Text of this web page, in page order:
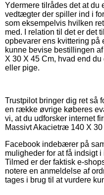
Ydermere tilrådes det at du
vedtægter der spiller ind i
som eksempelvis hvilken
med. I relation til det er det
opbevarer ens kvittering på
kunne bevise bestillingen
X 30 X 45 Cm, hvad end
eller pige.
Trustpilot bringer dig ret så
en række øvrige køberes
vi, at du udforsker internet
Massivt Akacietræ 140 X
Facebook indebærer på
muligheder for at få indsigt
Tilmed er der faktisk e-
notere en anmeldelse af
tages i brug til at vurdere